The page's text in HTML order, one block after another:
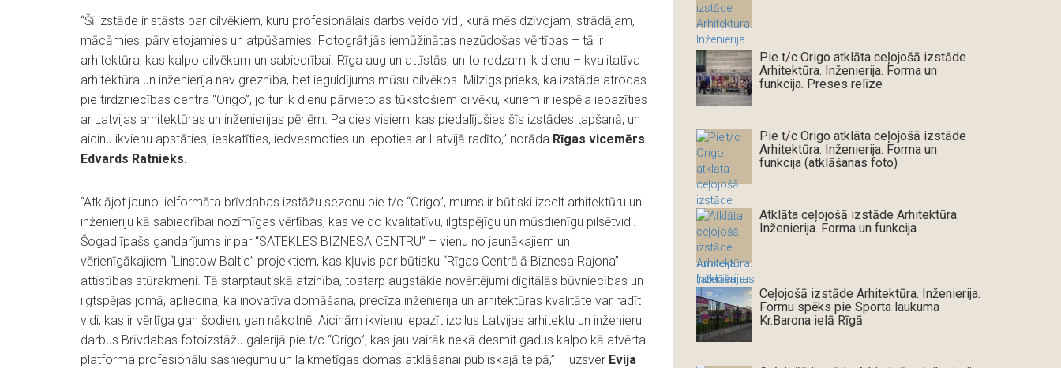
“Šī izstāde ir stāsts par cilvēkiem, kuru profesionālais darbs veido vidi, kurā mēs dzīvojam, strādājam,
mācāmies, pārvietojamies un atpūšamies. Fotogrāfijās iemūžinātas nezūdošas vērtības – tā ir
arhitektūra, kas kalpo cilvēkam un sabiedrībai. Rīga aug un attīstās, un to redzam ik dienu – kvalitatīva
arhitektūra un inženierija nav greznība, bet ieguldījums mūsu cilvēkos. Milzīgs prieks, ka izstāde atrodas
pie tirdzniecības centra “Origo”, jo tur ik dienu pārvietojas tūkstošiem cilvēku, kuriem ir iespēja iepazīties
ar Latvijas arhitektūras un inženierijas pērlēm. Paldies visiem, kas piedalījušies šīs izstādes tapšanā, un
aicinu ikvienu apstāties, ieskatīties, iedvesmoties un lepoties ar Latvijā radīto,” norāda Rīgas vicemērs
Edvards Ratnieks.
“Atklājot jauno lielformāta brīvdabas izstāžu sezonu pie t/c “Origo”, mums ir būtiski izcelt arhitektūru un
inženieriju kā sabiedrībai nozīmīgas vērtības, kas veido kvalitatīvu, ilgtspējīgu un mūsdienīgu pilsētvidi.
Šogad īpašs gandarījums ir par “SATEKLES BIZNESA CENTRU” – vienu no jaunākajiem un
vērienīgākajiem “Linstow Baltic” projektiem, kas kļuvis par būtisku “Rīgas Centrālā Biznesa Rajona”
attīstības stūrakmeni. Tā starptautiskā atzinība, tostarp augstākie novērtējumi digitālās būvniecības un
ilgtspējas jomā, apliecina, ka inovatīva domāšana, precīza inženierija un arhitektūras kvalitāte var radīt
vidi, kas ir vērtīga gan šodien, gan nākotnē. Aicinām ikvienu iepazīt izcilus Latvijas arhitektu un inženieru
darbus Brīvdabas fotoizstāžu galerijā pie t/c “Origo”, kas jau vairāk nekā desmit gadus kalpo kā atvērta
platforma profesionālu sasniegumu un laikmetīgas domas atklāšanai publiskajā telpā,” – uzsver Evija
Pie t/c Origo atklāta ceļojošā izstāde
Arhitektūra. Inženierija. Forma un
funkcija. Preses relīze
Pie t/c Origo atklāta ceļojošā izstāde
Arhitektūra. Inženierija. Forma un
funkcija (atklāšanas foto)
Atklāta ceļojošā izstāde Arhitektūra.
Inženierija. Forma un funkcija
Ceļojošā izstāde Arhitektūra. Inženierija.
Formu spēks pie Sporta laukuma
Kr.Barona ielā Rīgā